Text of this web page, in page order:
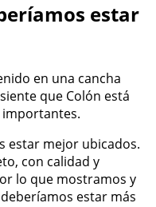
estar
en una cancha
que Colón está
estar mejor ubicados.
con calidad y
lo que mostramos y
estar más